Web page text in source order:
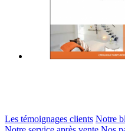
Les témoignages clients Notre